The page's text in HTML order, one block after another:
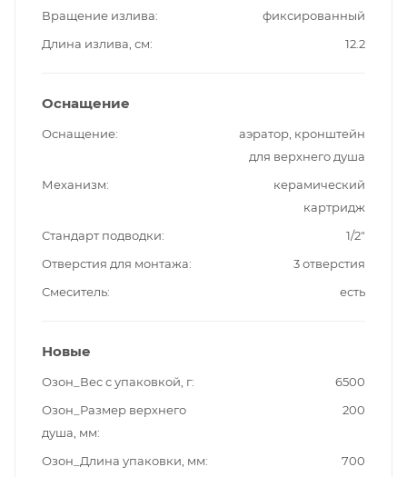
Вращение излива
фиксированный
Длина излива, см
12.2
Оснащение
Оснащение
аэратор, кронштейн
для верхнего душа
Механизм
керамический
картридж
Стандарт подводки
1/2"
Отверстия для монтажа
3 отверстия
Смеситель
есть
Новые
Озон_Вес с упаковкой, г
6500
Озон_Размер верхнего
душа, мм
200
Озон_Длина упаковки, мм
700